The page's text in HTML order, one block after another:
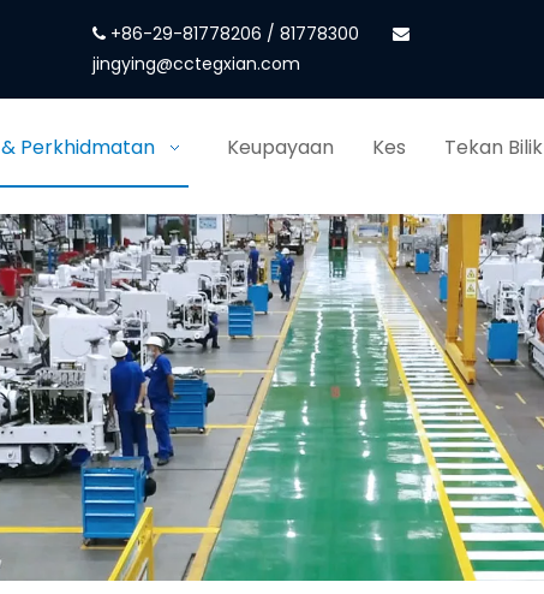
 +86-29-81778206 / 81778300
jingying@cctegxian.com
Perkhidmatan Keupayaan Kes Tekan Bilik